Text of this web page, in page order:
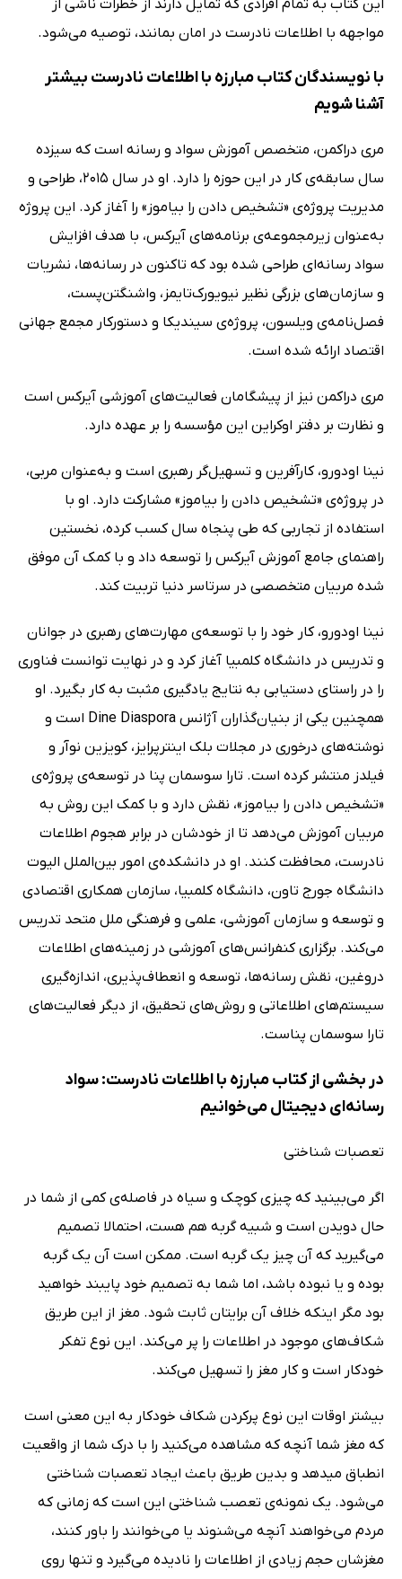
این کتاب به تمام افرادی که تمایل دارند از خطرات ناشی از
مواجهه با اطلاعات نادرست در امان بمانند، توصیه می‌شود.
با نویسندگان کتاب مبارزه با اطلاعات نادرست بیشتر
آشنا شویم
مری دراکمن، متخصص آموزش سواد و رسانه است که سیزده
سال سابقه‌ی کار در این حوزه را دارد. او در سال 2015، طراحی و
مدیریت پروژه‌ی «تشخیص دادن را بیاموز» را آغاز کرد. این پروژه
به‌عنوان زیرمجموعه‌ی برنامه‌های آیرکس، با هدف افزایش
سواد رسانه‌ای طراحی شده بود که تاکنون در رسانه‌ها، نشریات
و سازمان‌های بزرگی نظیر نیویورک‌تایمز، واشنگتن‌پست،
فصل‌نامه‌ی ویلسون، پروژه‌ی سیندیکا و دستورکار مجمع جهانی
اقتصاد ارائه شده است.
مری دراکمن نیز از پیشگامان فعالیت‌های آموزشی آیرکس است
و نظارت بر دفتر اوکراین این مؤسسه را بر عهده دارد.
نینا اودورو، کارآفرین و تسهیل‌گر رهبری است و به‌عنوان مربی،
در پروژه‌ی «تشخیص دادن را بیاموز» مشارکت دارد. او با
استفاده از تجاربی که طی پنجاه سال کسب کرده، نخستین
راهنمای جامع آموزش آیرکس را توسعه داد و با کمک آن موفق
شده مربیان متخصصی در سرتاسر دنیا تربیت کند.
نینا اودورو، کار خود را با توسعه‌ی مهارت‌های رهبری در جوانان
و تدریس در دانشگاه کلمبیا آغاز کرد و در نهایت توانست فناوری
را در راستای دستیابی به نتایج یادگیری مثبت به کار بگیرد. او
همچنین یکی از بنیان‌گذاران آژانس Dine Diaspora است و
نوشته‌های درخوری در مجلات بلک اینترپرایز، کویزین نوآر و
فیلدز منتشر کرده است. تارا سوسمان پنا در توسعه‌ی پروژه‌ی
«تشخیص دادن را بیاموز»، نقش دارد و با کمک این روش به
مربیان آموزش می‌دهد تا از خودشان در برابر هجوم اطلاعات
نادرست، محافظت کنند. او در دانشکده‌ی امور بین‌الملل الیوت
دانشگاه جورج تاون، دانشگاه کلمبیا، سازمان همکاری اقتصادی
و توسعه و سازمان آموزشی، علمی و فرهنگی ملل متحد تدریس
می‌کند. برگزاری کنفرانس‌های آموزشی در زمینه‌های اطلاعات
دروغین، نقش رسانه‌ها، توسعه و انعطاف‌پذیری، اندازه‌گیری
سیستم‌های اطلاعاتی و روش‌های تحقیق، از دیگر فعالیت‌های
تارا سوسمان پناست.
در بخشی از کتاب مبارزه با اطلاعات نادرست: سواد
رسانه‌ای دیجیتال می‌خوانیم
تعصبات شناختی
اگر می‌بینید که چیزی کوچک و سیاه در فاصله‌ی کمی از شما در
حال دویدن است و شبیه گربه هم هست، احتمالا تصمیم
می‌گیرید که آن چیز یک گربه است. ممکن است آن یک گربه
بوده و یا نبوده باشد، اما شما به تصمیم خود پایبند خواهید
بود مگر اینکه خلاف آن برایتان ثابت شود. مغز از این طریق
شکاف‌های موجود در اطلاعات را پر می‌کند. این نوع تفکر
خودکار است و کار مغز را تسهیل می‌کند.
بیشتر اوقات این نوع پرکردن شکاف خودکار به این معنی است
که مغز شما آنچه که مشاهده می‌کنید را با درک شما از واقعیت
انطباق میدهد و بدین طریق باعث ایجاد تعصبات شناختی
می‌شود. یک نمونه‌ی تعصب شناختی این است که زمانی که
مردم می‌خواهند آنچه می‌شنوند یا می‌خوانند را باور کنند،
مغزشان حجم زیادی از اطلاعات را نادیده می‌گیرد و تنها روی